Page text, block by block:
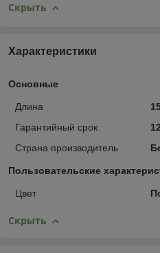
Скрыть
Характеристики
Основные
Длина
Гарантийный срок
Страна производитель
Пользовательские
Цвет
Скрыть